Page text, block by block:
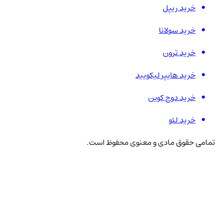
خرید ریپل
خرید سولانا
خرید ترون
خرید هایپر لیکویید
خرید دوج کوین
خرید لئو
تمامی حقوق مادی و معنوی محفوظ است.